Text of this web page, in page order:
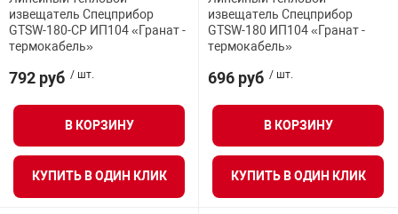
извещатель Спецприбор
GTSW-180-CP ИП104 «Гранат -
термокабель»
792 руб / шт.
В КОРЗИНУ
КУПИТЬ В ОДИН КЛИК
извещатель Спецприбор
GTSW-180 ИП104 «Гранат -
термокабель»
696 руб / шт.
В КОРЗИНУ
КУПИТЬ В ОДИН КЛИК